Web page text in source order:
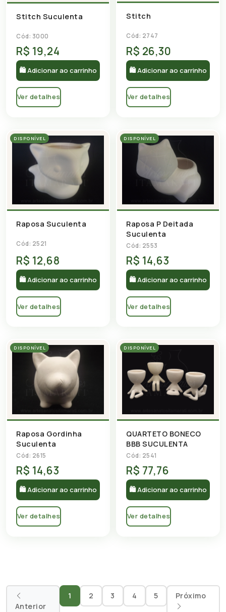
Stitch Suculenta
Cód: 3000
R$ 19,24
🛍 Adicionar ao carrinho
Ver detalhes
Stitch
Cód: 2747
R$ 26,30
🛍 Adicionar ao carrinho
Ver detalhes
DISPONÍVEL
Raposa Suculenta
Cód: 2521
R$ 12,68
🛍 Adicionar ao carrinho
Ver detalhes
DISPONÍVEL
Raposa P Deitada
Suculenta
Cód: 2553
R$ 14,63
🛍 Adicionar ao carrinho
Ver detalhes
DISPONÍVEL
Raposa Gordinha
Suculenta
Cód: 2615
R$ 14,63
🛍 Adicionar ao carrinho
Ver detalhes
DISPONÍVEL
QUARTETO BONECO
BBB SUCULENTA
Cód: 2541
R$ 77,76
🛍 Adicionar ao carrinho
Ver detalhes
Anterior
1 2 3 4 5 Próximo